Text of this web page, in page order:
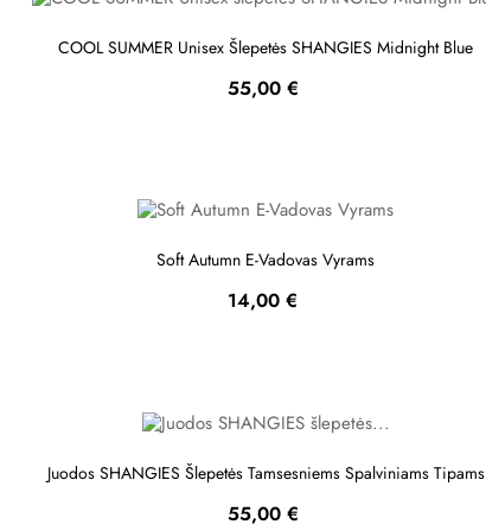
COOL SUMMER Unisex Šlepetės SHANGIES Midnight Blue
Kaina
55,00 €
Soft Autumn E-Vadovas Vyrams
Kaina
14,00 €
Juodos SHANGIES Šlepetės Tamsesniems Spalviniams Tipams
Kaina
55,00 €